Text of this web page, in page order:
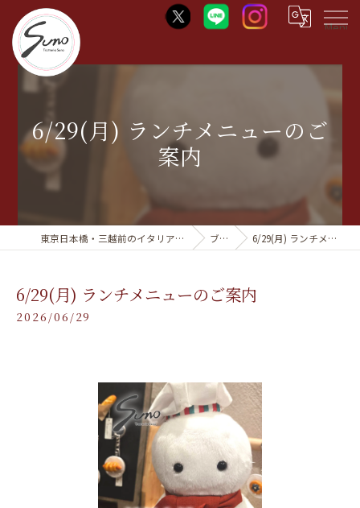
Menu
6/29(月) ランチメニューのご
案内
東京日本橋・三越前のイタリアンならTrattoria Suno ブログ 6/29(月) ランチメニューのご案内
6/29(月) ランチメニューのご案内
2026/06/29